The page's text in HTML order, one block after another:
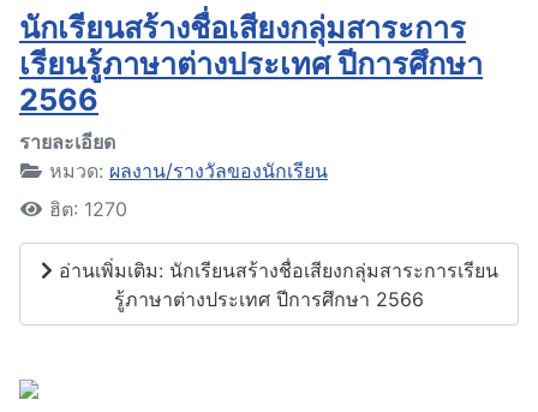
นักเรียนสร้างชื่อเสียงกลุ่มสาระการ
เรียนรู้ภาษาต่างประเทศ ปีการศึกษา
2566
รายละเอียด
หมวด: ผลงาน/รางวัลของนักเรียน
ฮิต: 1270
อ่านเพิ่มเติม: นักเรียนสร้างชื่อเสียงกลุ่มสาระการเรียน
รู้ภาษาต่างประเทศ ปีการศึกษา 2566